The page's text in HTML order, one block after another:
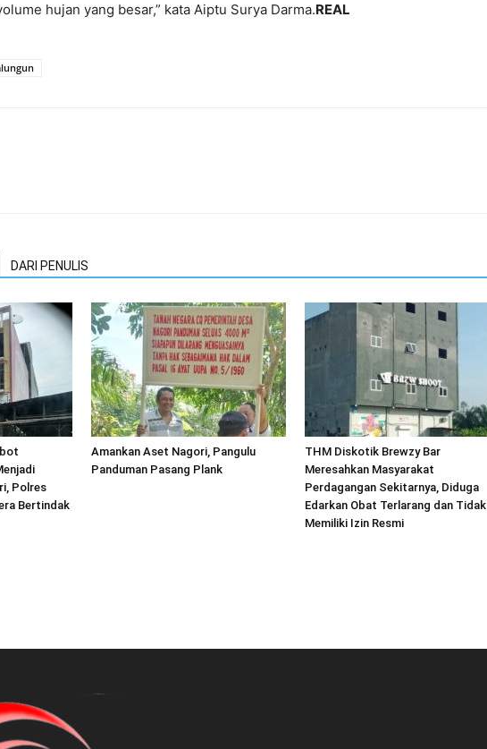
hujan yang besar,” kata Aiptu Surya Darma.REAL
DARI PENULIS
Polres
Bertindak
Amankan Aset Nagori, Pangulu
Panduman Pasang Plank
THM Diskotik Brewzy Bar
Meresahkan Masyarakat
Perdagangan Sekitarnya, Diduga
Edarkan Obat Terlarang dan Tidak
Memiliki Izin Resmi